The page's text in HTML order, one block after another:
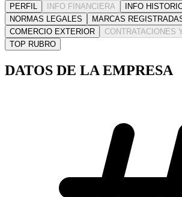
PERFIL INFO FINANCIERA
INFO
NORMAS LEGALES
MARCAS
COMERCIO EXTERIOR
CONTRATACIONES
TOP RUBRO
DATOS DE LA EMPRESA